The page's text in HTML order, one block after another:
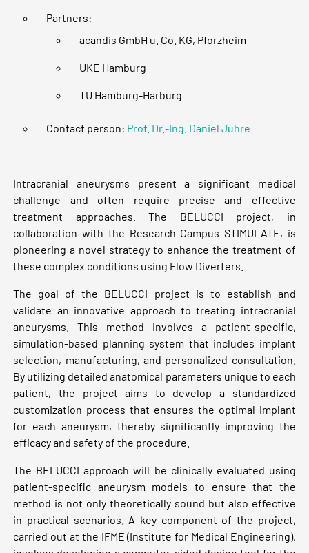
Partners:
acandis GmbH u. Co. KG, Pforzheim
UKE Hamburg
TU Hamburg-Harburg
Contact person: Prof. Dr.-Ing. Daniel Juhre
Intracranial aneurysms present a significant medical
challenge and often require precise and effective
treatment approaches. The BELUCCI project, in
collaboration with the Research Campus STIMULATE, is
pioneering a novel strategy to enhance the treatment of
these complex conditions using Flow Diverters.
The goal of the BELUCCI project is to establish and
validate an innovative approach to treating intracranial
aneurysms. This method involves a patient-specific,
simulation-based planning system that includes implant
selection, manufacturing, and personalized consultation.
By utilizing detailed anatomical parameters unique to each
patient, the project aims to develop a standardized
customization process that ensures the optimal implant
for each aneurysm, thereby significantly improving the
efficacy and safety of the procedure.
The BELUCCI approach will be clinically evaluated using
patient-specific aneurysm models to ensure that the
method is not only theoretically sound but also effective
in practical scenarios. A key component of the project,
carried out at the IFME (Institute for Medical Engineering),